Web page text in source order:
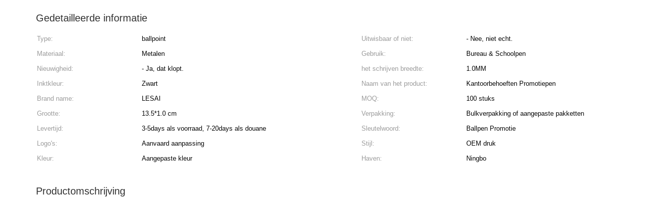
Gedetailleerde informatie
Type: ballpoint Uitwisbaar of niet:
- Nee, niet echt.
Materiaal:
Metalen Gebruik:
Bureau & Schoolpen
Nieuwigheid:
- Ja, dat klopt. het schrijven breedte:
1.0MM
Inktkleur:
Zwart Naam van het product:
Kantoorbehoeften Promotiepen
Brand name:
LESAI MOQ:
100 stuks
Grootte:
13.5*1.0 cm Verpakking:
Bulkverpakking of aangepaste pakketten
Levertijd:
3-5days als voorraad, 7-20days als douane Sleutelwoord:
Ballpen Promotie
Logo's:
Aanvaard aanpassing Stijl:
OEM druk
Kleur:
Aangepaste kleur Haven: Ningbo
Productomschrijving